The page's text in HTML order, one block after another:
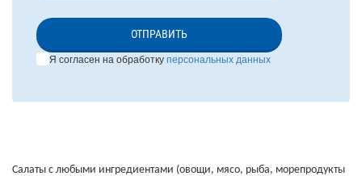
ОТПРАВИТЬ
Я согласен на обработкуперсональных данных
Салаты с любыми ингредиентами (овощи, мясо, рыба, морепродукты